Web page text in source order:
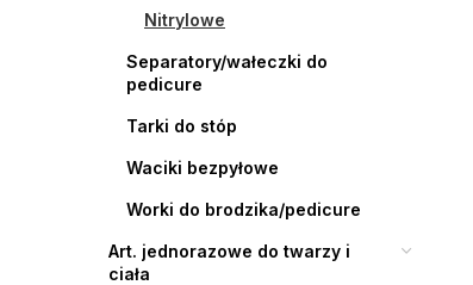
Nitrylowe
Separatory/wałeczki do
pedicure
Tarki do stóp
Waciki bezpyłowe
Worki do brodzika/pedicure
Art. jednorazowe do twarzy i
ciała